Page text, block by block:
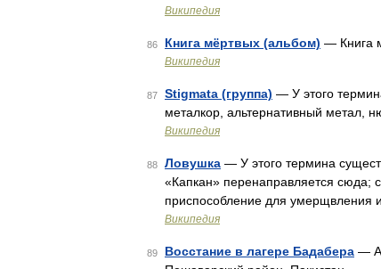
Википедия
86 Книга мёртвых (альбом) — Книга
Википедия
87 Stigmata (группа) — У этого
металкор, альтернативный метал,
Википедия
88 Ловушка — У этого термина
«Капкан» перенаправляется сюда;
приспособление для умерщвления
Википедия
89 Восстание в лагере Бадабера —